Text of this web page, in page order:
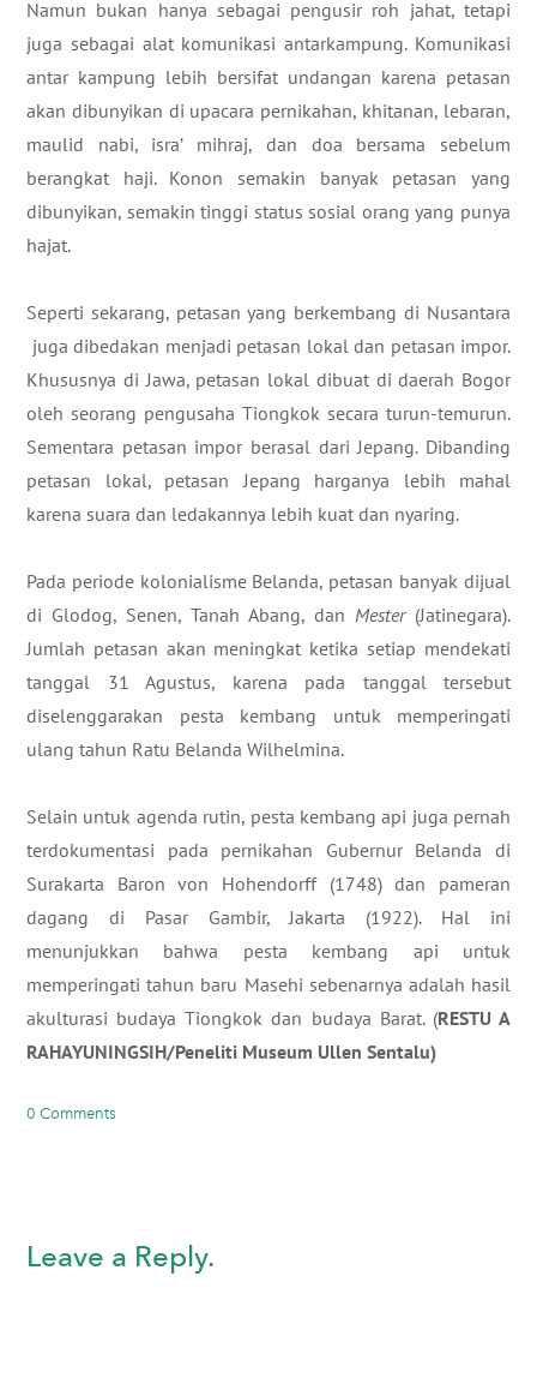
Namun bukan hanya sebagai pengusir roh jahat, tetapi
juga sebagai alat komunikasi antarkampung. Komunikasi
antar kampung lebih bersifat undangan karena petasan
akan dibunyikan di upacara pernikahan, khitanan, lebaran,
maulid nabi, isra’ mihraj, dan doa bersama sebelum
berangkat haji. Konon semakin banyak petasan yang
dibunyikan, semakin tinggi status sosial orang yang punya
hajat.
Seperti sekarang, petasan yang berkembang di Nusantara
juga dibedakan menjadi petasan lokal dan petasan impor.
Khususnya di Jawa, petasan lokal dibuat di daerah Bogor
oleh seorang pengusaha Tiongkok secara turun-temurun.
Sementara petasan impor berasal dari Jepang. Dibanding
petasan lokal, petasan Jepang harganya lebih mahal
karena suara dan ledakannya lebih kuat dan nyaring.
Pada periode kolonialisme Belanda, petasan banyak dijual
di Glodog, Senen, Tanah Abang, dan Mester (Jatinegara).
Jumlah petasan akan meningkat ketika setiap mendekati
tanggal 31 Agustus, karena pada tanggal tersebut
diselenggarakan pesta kembang untuk memperingati
ulang tahun Ratu Belanda Wilhelmina.
Selain untuk agenda rutin, pesta kembang api juga pernah
terdokumentasi pada pernikahan Gubernur Belanda di
Surakarta Baron von Hohendorff (1748) dan pameran
dagang di Pasar Gambir, Jakarta (1922). Hal ini
menunjukkan bahwa pesta kembang api untuk
memperingati tahun baru Masehi sebenarnya adalah hasil
akulturasi budaya Tiongkok dan budaya Barat. (RESTU A
RAHAYUNINGSIH/Peneliti Museum Ullen Sentalu)
0 Comments
Leave a Reply.